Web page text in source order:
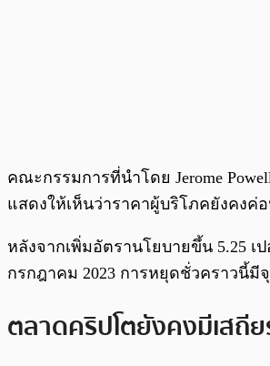
คณะกรรมการที่นำโดย Jerome
แสดงให้เห็นว่าราคาผู้บริโภคยังคงค่
หลังจากเพิ่มอัตรานโยบายขึ้น 5.25 เ
กรกฎาคม 2023 การหยุดชั่วคราวนี้มี
ตลาดคริปโตยังคงมีเสถี